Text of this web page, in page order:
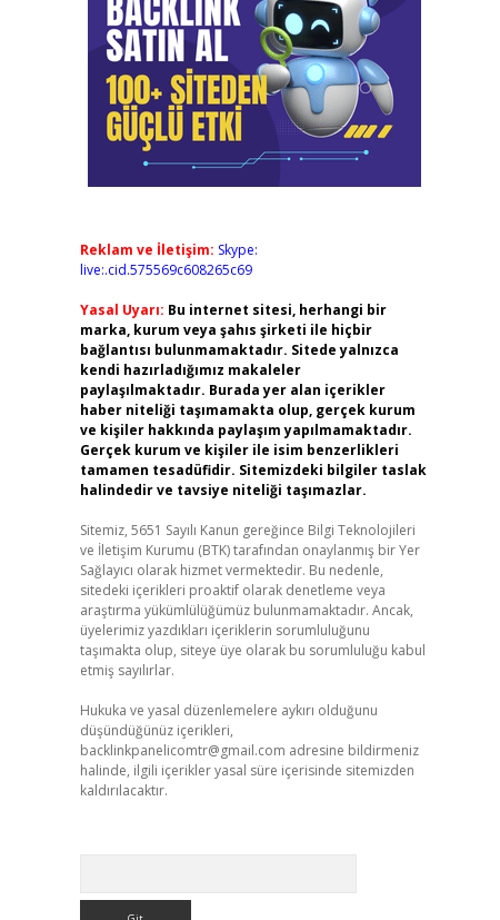
Reklam ve İletişim: Skype:
live:.cid.575569c608265c69
Yasal Uyarı: Bu internet sitesi, herhangi bir
marka, kurum veya şahıs şirketi ile hiçbir
bağlantısı bulunmamaktadır. Sitede yalnızca
kendi hazırladığımız makaleler
paylaşılmaktadır. Burada yer alan içerikler
haber niteliği taşımamakta olup, gerçek kurum
ve kişiler hakkında paylaşım yapılmamaktadır.
Gerçek kurum ve kişiler ile isim benzerlikleri
tamamen tesadüfidir. Sitemizdeki bilgiler taslak
halindedir ve tavsiye niteliği taşımazlar.
Sitemiz, 5651 Sayılı Kanun gereğince Bilgi Teknolojileri
ve İletişim Kurumu (BTK) tarafından onaylanmış bir Yer
Sağlayıcı olarak hizmet vermektedir. Bu nedenle,
sitedeki içerikleri proaktif olarak denetleme veya
araştırma yükümlülüğümüz bulunmamaktadır. Ancak,
üyelerimiz yazdıkları içeriklerin sorumluluğunu
taşımakta olup, siteye üye olarak bu sorumluluğu kabul
etmiş sayılırlar.
Hukuka ve yasal düzenlemelere aykırı olduğunu
düşündüğünüz içerikleri,
backlinkpanelicomtr@gmail.com adresine bildirmeniz
halinde, ilgili içerikler yasal süre içerisinde sitemizden
kaldırılacaktır.